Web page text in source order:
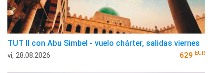
TUT II con Abu Simbel - vuelo chárter, salidas viernes
vi, 28.08.2026 629 EUR